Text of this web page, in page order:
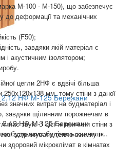
2,12 НФ М-125 Бережани
2,12 НФ М-125 Бережани
будь-яких будівель заввишк..
М-100 - М-150), що забезпечує
до деформації та механічних
(F50);
завдяки якій матеріал є
і акустичним ізолятором;
цегли 2НФ є вдвічі більша
мм, тому стіни з даної
значних витрат на будматеріал і
завдяки щілинним порожнечам в
звук. З цієї ж причини стіни з
затримувати тепло взимку і
здоровий мікроклімат в кімнатах